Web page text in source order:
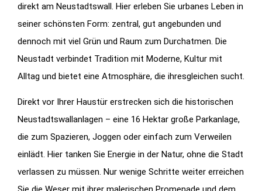
direkt am Neustadtswall. Hier erleben Sie urbanes Leben in
seiner schönsten Form: zentral, gut angebunden und
dennoch mit viel Grün und Raum zum Durchatmen. Die
Neustadt verbindet Tradition mit Moderne, Kultur mit
Alltag und bietet eine Atmosphäre, die ihresgleichen sucht.
Direkt vor Ihrer Haustür erstrecken sich die historischen
Neustadtswallanlagen – eine 16 Hektar große Parkanlage,
die zum Spazieren, Joggen oder einfach zum Verweilen
einlädt. Hier tanken Sie Energie in der Natur, ohne die Stadt
verlassen zu müssen. Nur wenige Schritte weiter erreichen